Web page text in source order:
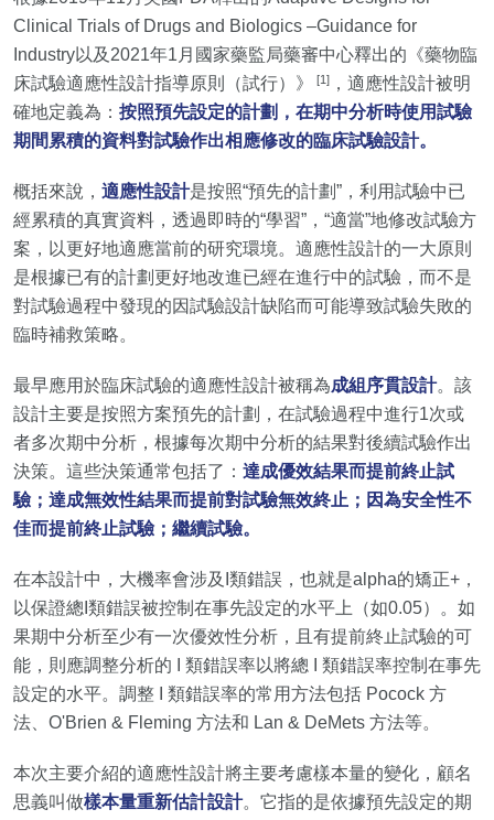
Clinical Trials of Drugs and Biologics –Guidance for
Industry以及2021年1月國家藥監局藥審中心釋出的《藥物臨
床試驗適應性設計指導原則（試行）》
[1] ，適應性設計被明
確地定義為： 按照預先設定的計劃，在期中分析時使用試驗
期間累積的資料對試驗作出相應修改的臨床試驗設計。
概括來說， 適應性設計是按照“預先的計劃”，利用試驗中已
經累積的真實資料，透過即時的“學習”，“適當”地修改試驗方
案，以更好地適應當前的研究環境。適應性設計的一大原則
是根據已有的計劃更好地改進已經在進行中的試驗，而不是
對試驗過程中發現的因試驗設計缺陷而可能導致試驗失敗的
臨時補救策略。
最早應用於臨床試驗的適應性設計被稱為成組序貫設計。該
設計主要是按照方案預先的計劃，在試驗過程中進行1次或
者多次期中分析，根據每次期中分析的結果對後續試驗作出
決策。這些決策通常包括了： 達成優效結果而提前終止試
驗；達成無效性結果而提前對試驗無效終止；因為安全性不
佳而提前終止試驗；繼續試驗。
在本設計中，大機率會涉及I類錯誤，也就是alpha的矯正+，
以保證總I類錯誤被控制在事先設定的水平上（如0.05）。如
果期中分析至少有一次優效性分析，且有提前終止試驗的可
能，則應調整分析的 I 類錯誤率以將總 I 類錯誤率控制在事先
設定的水平。調整 I 類錯誤率的常用方法包括 Pocock 方
法、 O'Brien & Fleming 方法和 Lan & DeMets 方法等。
本次主要介紹的適應性設計將主要考慮樣本量的變化，顧名
思義叫做樣本量重新估計設計。它指的是依據預先設定的期